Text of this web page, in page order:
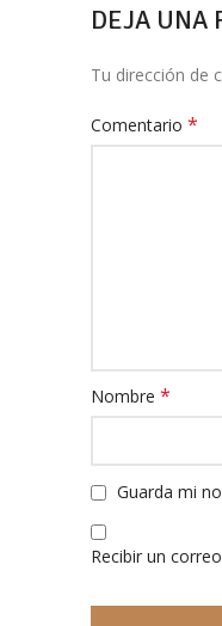
DEJA UNA
Tu dirección de
Comentario *
Nombre *
Guarda mi
Recibir un